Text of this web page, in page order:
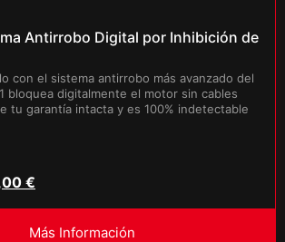
Antirrobo Digital por Inhibición de
con el sistema antirrobo más avanzado del
bloquea digitalmente el motor sin cables
tu garantía intacta y es 100% indetectable
€
Más Información